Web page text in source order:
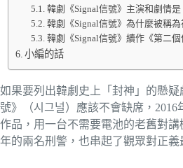
韓劇《Signal信號》主演和劇情是
韓劇《Signal信號》為什麼被稱為
韓劇《Signal信號》續作《第二
小編的話
如果要列出韓劇史上「封神」的懸疑
號》（시그널）應該不會缺席，2016
作品，用一台不需要電池的老舊對講
年的兩名刑警，也串起了觀眾對正義